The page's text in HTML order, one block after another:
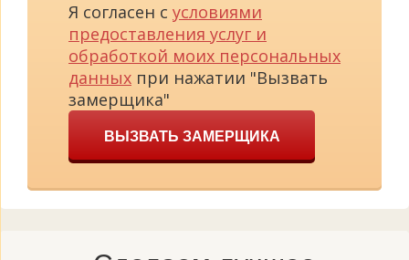
Я согласен с условиями
предоставления услуг и
обработкой моих персональных
данных при нажатии "Вызвать
замерщика"
ВЫЗВАТЬ ЗАМЕРЩИКА